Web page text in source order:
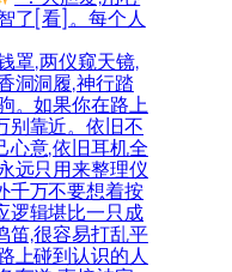
了[看]。每个人
罩,两仪窥天镜,
洞洞履,神行踏
。如果你在路上
别靠近。依旧不
心意,依旧耳机全
远只用来整理仪
千万不要想着按
逻辑堪比一只成
笛,很容易打乱平
上碰到认识的人